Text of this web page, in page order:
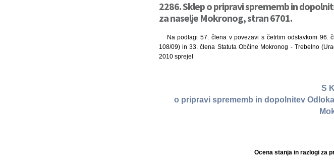
2286. Sklep o pripravi sprememb in
za naselje Mokronog, stran 6701.
Na podlagi 57. člena v povezavi s četrtim odstavkom 96.
108/09) in 33. člena Statuta Občine Mokronog - Trebelno
2010 sprejel
S
o pripravi sprememb in dopolnitev
Ocena stanja in razlogi za